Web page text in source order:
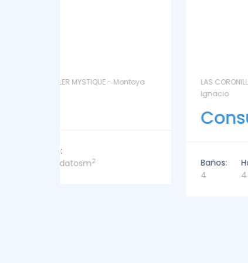
LAS CORONILLAS - CHACRA 13 - Chacras de José
Baños: